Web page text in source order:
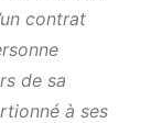
contrat
de sa
à ses